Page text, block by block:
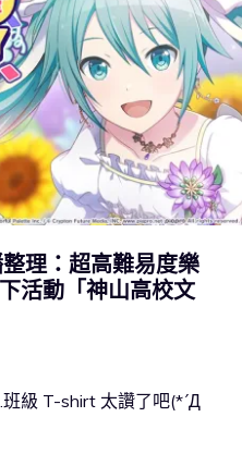
理：超高難易度樂
活動「神山高校文
級 T-shirt 太讚了吧(*´Д